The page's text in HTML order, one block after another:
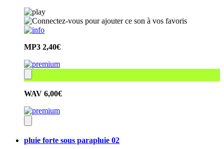
MP3 2,40€
WAV 6,00€
pluie forte sous parapluie 02